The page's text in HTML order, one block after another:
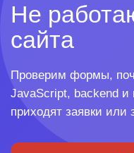
Не
сайта
Проверим формы,
JavaScript, backend и
приходят заявки или